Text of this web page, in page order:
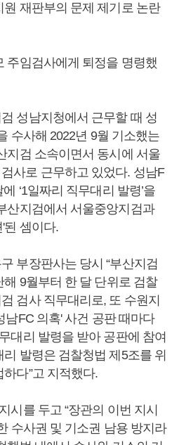
재판부의 문제 제기로 논란
주임검사에게 퇴정을 명령했
성남지청에서 근무할 때 성
수사해 2022년 9월 기소했는
지검 소속이면서 동시에 서울
사로 근무하고 있었다. 성남F
‘1일짜리 직무대리 발령’을
산지검에서 서울중앙지검과
된 셈이다.
부장판사는 당시 “부산지검
9월부터 한 달 단위로 검찰
검사 직무대리로, 또 수원지
남FC 의혹' 사건 공판 때마다
대리 발령을 받아 공판에 참여
발령은 검찰청법 제5조를 위
다”고 지적했다.
시를 두고 “장관의 이번 지시
수사권 및 기소권 남용 방지라